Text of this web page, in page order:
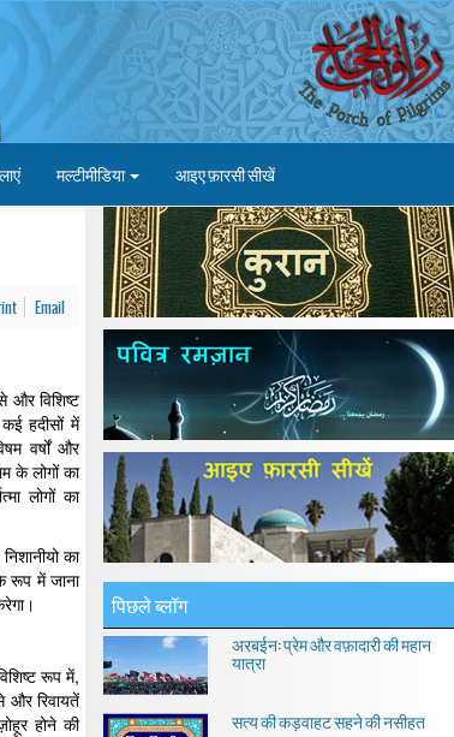
मल्टीमीडिया आइए फ़ारसी सीखें
Email
और विशिष्ट
हदीसों में
वर्षों और
के लोगों का
लोगों का
का
रूप में जाना
रूप में,
और रिवायतें
होने की
पिछले ब्लॉग
अरबईन: प्रेम और वफ़ादारी की महान
यात्रा
सत्य की कड़वाहट सहने की नसीहत